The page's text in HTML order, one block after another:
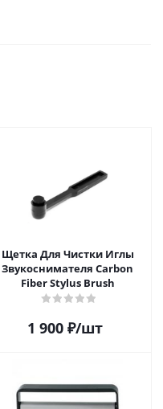
Щетка Для Чистки Иглы
Звукоснимателя Carbon
Fiber Stylus Brush
1 900₽/шт